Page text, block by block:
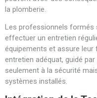
la plomberie.
Les professionnels formés
effectuer un entretien
équipements et assure
entretien adéquat, guidé
seulement à la sécurité
systèmes installés.